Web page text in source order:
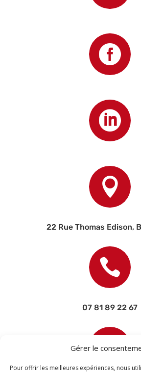
Gérer le
Pour offrir les meilleures expériences, nous



22 Rue Thomas Edison,

07 81 89 22 67
